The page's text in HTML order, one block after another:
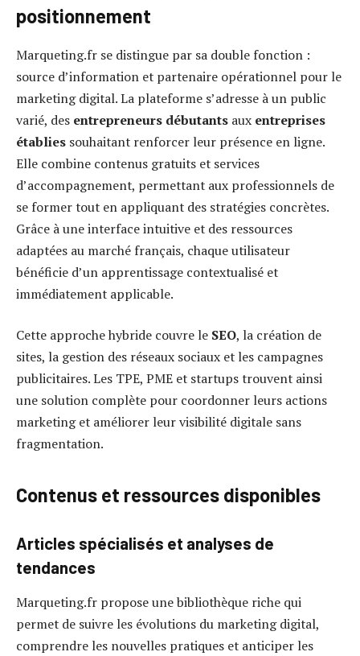
positionnement
Marqueting.fr se distingue par sa double fonction :
source d’information et partenaire opérationnel pour le
marketing digital. La plateforme s’adresse à un public
varié, des entrepreneurs débutants aux entreprises
établies souhaitant renforcer leur présence en ligne.
Elle combine contenus gratuits et services
d’accompagnement, permettant aux professionnels de
se former tout en appliquant des stratégies concrètes.
Grâce à une interface intuitive et des ressources
adaptées au marché français, chaque utilisateur
bénéficie d’un apprentissage contextualisé et
immédiatement applicable.
Cette approche hybride couvre le SEO, la création de
sites, la gestion des réseaux sociaux et les campagnes
publicitaires. Les TPE, PME et startups trouvent ainsi
une solution complète pour coordonner leurs actions
marketing et améliorer leur visibilité digitale sans
fragmentation.
Contenus et ressources disponibles
Articles spécialisés et analyses de
tendances
Marqueting.fr propose une bibliothèque riche qui
permet de suivre les évolutions du marketing digital,
comprendre les nouvelles pratiques et anticiper les